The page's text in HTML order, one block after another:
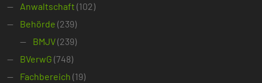
Anwaltschaft (102)
Behörde (239)
BMJV(239)
BVerwG (748)
Fachbereich (19)